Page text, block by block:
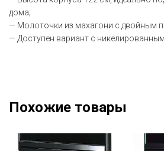
дома;
— Молоточки из махагони с двойным
— Доступен вариант с
Похожие товары